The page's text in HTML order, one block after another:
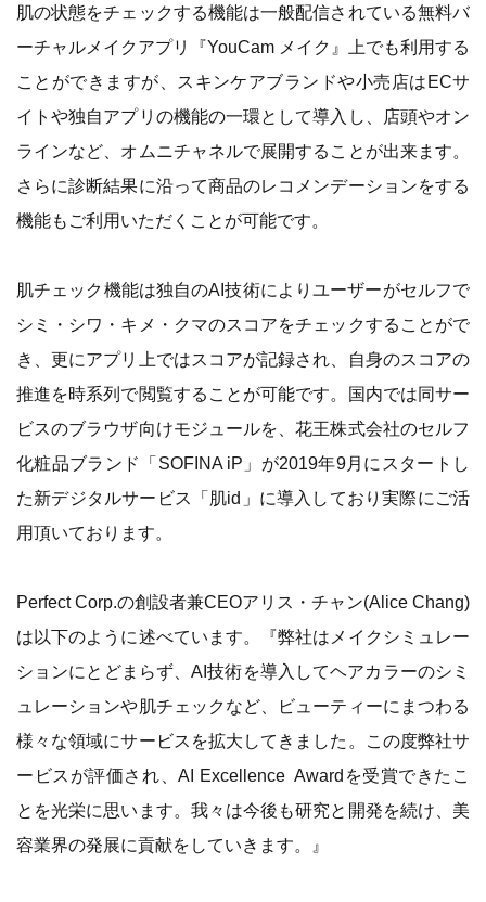
肌の状態をチェックする機能は一般配信されている無料バ
ーチャルメイクアプリ『YouCam メイク』上でも利用する
ことができますが、スキンケアブランドや小売店はECサ
イトや独自アプリの機能の一環として導入し、店頭やオン
ラインなど、オムニチャネルで展開することが出来ます。
さらに診断結果に沿って商品のレコメンデーションをする
機能もご利用いただくことが可能です。
肌チェック機能は独自のAI技術によりユーザーがセルフで
シミ・シワ・キメ・クマのスコアをチェックすることがで
き、更にアプリ上ではスコアが記録され、自身のスコアの
推進を時系列で閲覧することが可能です。国内では同サー
ビスのブラウザ向けモジュールを、花王株式会社のセルフ
化粧品ブランド「SOFINA iP」が2019年9月にスタートし
た新デジタルサービス「肌id」に導入しており実際にご活
用頂いております。
Perfect Corp.の創設者兼CEOアリス・チャン(Alice Chang)
は以下のように述べています。『弊社はメイクシミュレー
ションにとどまらず、AI技術を導入してヘアカラーのシミ
ュレーションや肌チェックなど、ビューティーにまつわる
様々な領域にサービスを拡大してきました。この度弊社サ
ービスが評価され、AI Excellence Awardを受賞できたこ
とを光栄に思います。我々は今後も研究と開発を続け、美
容業界の発展に貢献をしていきます。』